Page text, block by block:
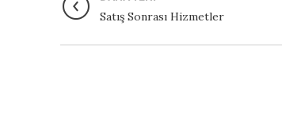
Satış Sonrası Hizmetler